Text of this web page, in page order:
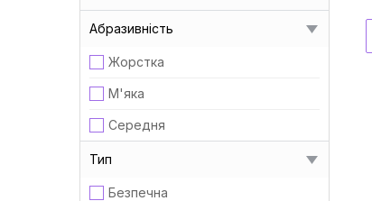
Абразивність
Жорстка
М'яка
Середня
Тип
Безпечна